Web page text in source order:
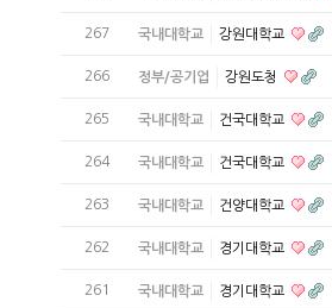
267 국내대학교 강원대학교
266 정부/공기업 강원도청
265 국내대학교 건국대학교
264 국내대학교 건국대학교
263 국내대학교 건양대학교
262 국내대학교 경기대학교
261 국내대학교 경기대학교